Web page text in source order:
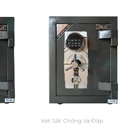
Két Sắt Chống Va Đập